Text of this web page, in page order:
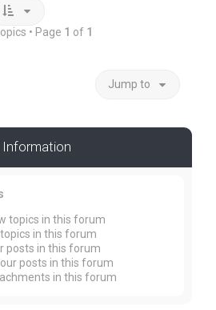
• Page 1 of 1
Jump to
Information
topics in this forum
in this forum
posts in this forum
posts in this forum
in this forum